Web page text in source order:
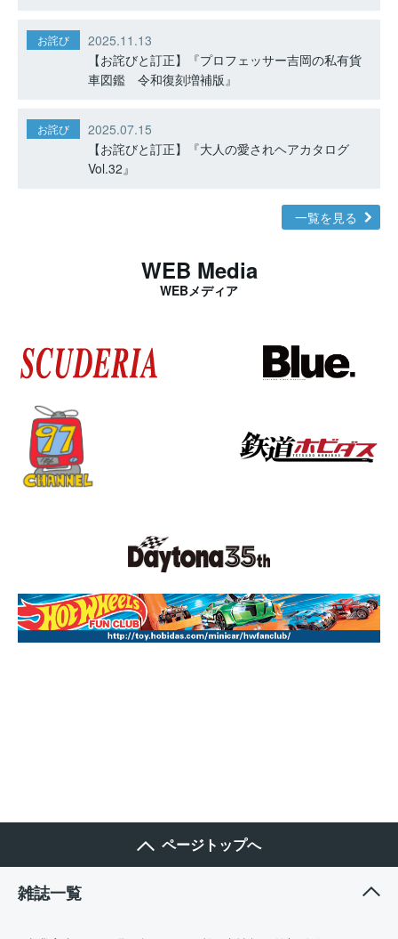
お詫び
2025.11.13
【お詫びと訂正】『プロフェッサー吉岡の私有貨
車図鑑 令和復刻増補版』
お詫び
2025.07.15
【お詫びと訂正】『大人の愛されヘアカタログ
Vol.32』
一覧を見る
WEB Media
WEBメディア
ページトップへ
雑誌一覧